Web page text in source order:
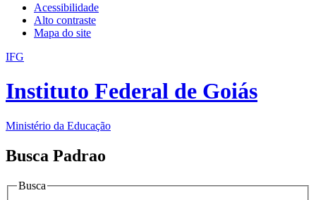
Acessibilidade
Alto contraste
Mapa do site
IFG
Instituto Federal de Goiás
Ministério da Educação
Busca Padrao
Busca